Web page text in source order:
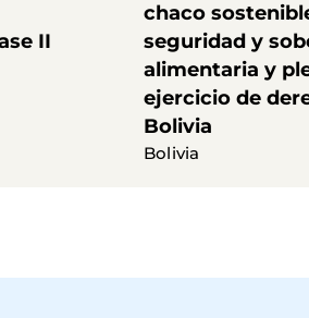
II
chaco
seguridad y
alimentaria y
ejercicio de
Bolivia
Bolivia